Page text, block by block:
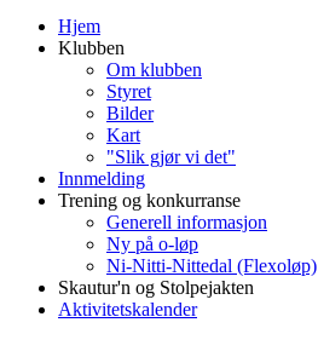
Hjem
Klubben
Om klubben
Styret
Bilder
Kart
"Slik gjør vi det"
Innmelding
Trening og konkurranse
Generell informasjon
Ny på o-løp
Ni-Nitti-Nittedal (Flexoløp)
Skautur'n og Stolpejakten
Aktivitetskalender